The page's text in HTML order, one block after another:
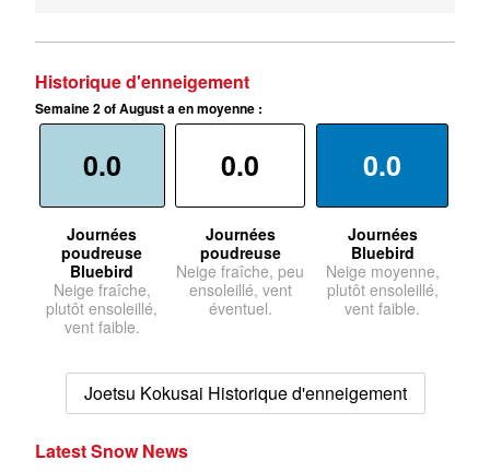
Historique d'enneigement
Semaine 2 of August a en moyenne :
0.0
Journées
poudreuse
Bluebird
Neige fraîche,
plutôt ensoleillé,
vent faible.
0.0
Journées
poudreuse
Neige fraîche, peu
ensoleillé, vent
éventuel.
0.0
Journées
Bluebird
Neige moyenne,
plutôt ensoleillé,
vent faible.
Joetsu Kokusai Historique d'enneigement